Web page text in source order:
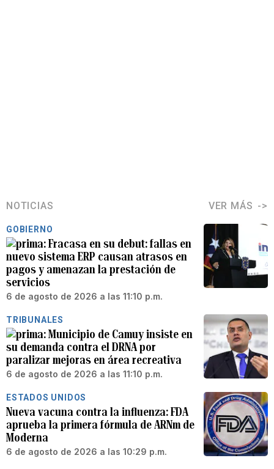
NOTICIAS VER MÁS
GOBIERNO
Fracasa en su debut: fallas en
nuevo sistema ERP causan atrasos en
pagos y amenazan la prestación de
servicios
6 de agosto de 2026 a las 11:10 p.m.
TRIBUNALES
Municipio de Camuy insiste en
su demanda contra el DRNA por
paralizar mejoras en área recreativa
6 de agosto de 2026 a las 11:10 p.m.
ESTADOS UNIDOS
Nueva vacuna contra la influenza: FDA
aprueba la primera fórmula de ARNm de
Moderna
6 de agosto de 2026 a las 10:29 p.m.